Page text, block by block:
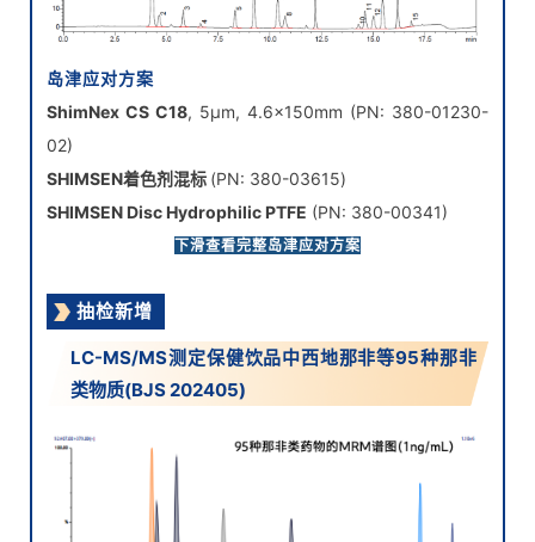
岛津应对方案
ShimNex CS C18, 5μm, 4.6×150mm (PN: 380-01230-
02)
SHIMSEN着色剂混标 (PN: 380-03615)
SHIMSEN Disc Hydrophilic PTFE (PN: 380-00341)
SHIMSEN Styra PGM, 150 mg/6 mL (PN: 380-00852-
SHIMSEN PWAX
, PN: 380-00852-08)
下滑查看完整岛津应对方案
抽检新增
LC-MS/MS测定保健饮品中西地那非等95种那非
类物质(BJS 202405)